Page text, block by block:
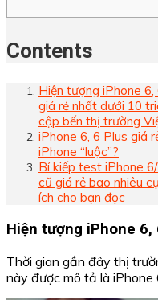
Contents
Hiện tượng iPhone 6,
giá rẻ nhất dưới 10
cập bến thị trường
iPhone 6, 6 Plus giá
iPhone “luộc”?
Bí kiếp test iPhone
cũ giá rẻ bao nhiêu
ích cho bạn đọc
Hiện tượng iPhone
Thời gian gần đây thị
này được mô tả là iPhone